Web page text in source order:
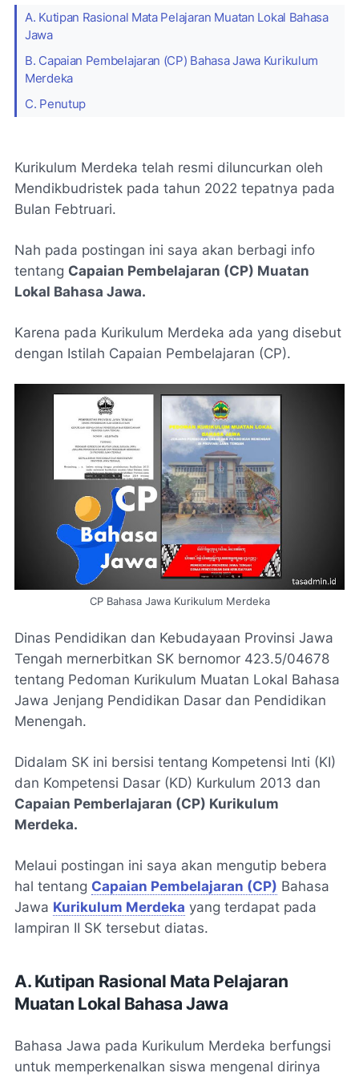
A. Kutipan Rasional Mata Pelajaran Muatan Lokal Bahasa
Jawa
B. Capaian Pembelajaran (CP) Bahasa Jawa Kurikulum
Merdeka
C. Penutup
Kurikulum Merdeka telah resmi diluncurkan oleh
Mendikbudristek pada tahun 2022 tepatnya pada
Bulan Febtruari.
Nah pada postingan ini saya akan berbagi info
tentang Capaian Pembelajaran (CP) Muatan
Lokal Bahasa Jawa.
Karena pada Kurikulum Merdeka ada yang disebut
dengan Istilah Capaian Pembelajaran (CP).
CP Bahasa Jawa Kurikulum Merdeka
Dinas Pendidikan dan Kebudayaan Provinsi Jawa
Tengah mernerbitkan SK bernomor 423.5/04678
tentang Pedoman Kurikulum Muatan Lokal Bahasa
Jawa Jenjang Pendidikan Dasar dan Pendidikan
Menengah.
Didalam SK ini bersisi tentang Kompetensi Inti (KI)
dan Kompetensi Dasar (KD) Kurkulum 2013 dan
Capaian Pemberlajaran (CP) Kurikulum
Merdeka.
Melaui postingan ini saya akan mengutip bebera
hal tentang Capaian Pembelajaran (CP) Bahasa
Jawa Kurikulum Merdeka yang terdapat pada
lampiran II SK tersebut diatas.
A. Kutipan Rasional Mata Pelajaran
Muatan Lokal Bahasa Jawa
Bahasa Jawa pada Kurikulum Merdeka berfungsi
untuk memperkenalkan siswa mengenal dirinya